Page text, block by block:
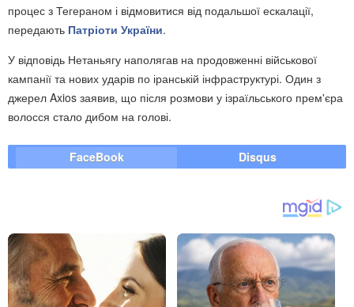
процес з Тегераном і відмовитися від подальшої ескалації,
передають Патріоти України.
У відповідь Нетаньягу наполягав на продовженні військової
кампанії та нових ударів по іранській інфраструктурі. Один з
джерел Axios заявив, що після розмови у ізраїльського прем'єра
волосся стало дибом на голові.
FaceBook Disqus